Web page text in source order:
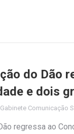
do Dão
e dois
Gabinete Comunicação
regressa ao